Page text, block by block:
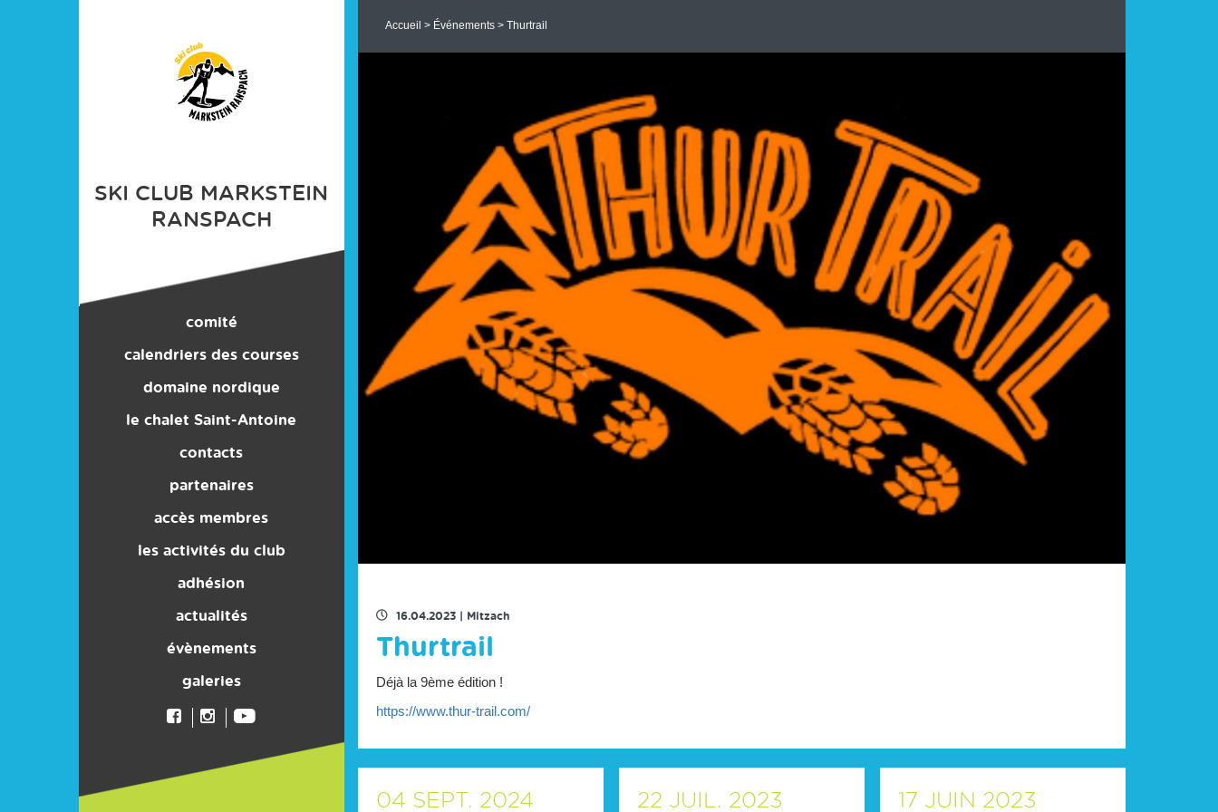
SKI CLUB MARKSTEIN
RANSPACH
comité
calendriers des courses
domaine nordique
webcams
les pistes
tarifs pistes
le chalet Saint-Antoine
réservation et tarifs
contacts
partenaires
accès membres
les activités du club
ski-forme
école de sport
groupe 100% féminin
pôle compétion
adhésion
actualités
évènements
galeries
Accueil > Événements> Thurtrail
16.04.2023| Mitzach
Thurtrail
Déjà la 9ème édition !
https://www.thur-trail.com/
04 SEPT. 2024 22 JUIL. 2023 17 JUIN 2023